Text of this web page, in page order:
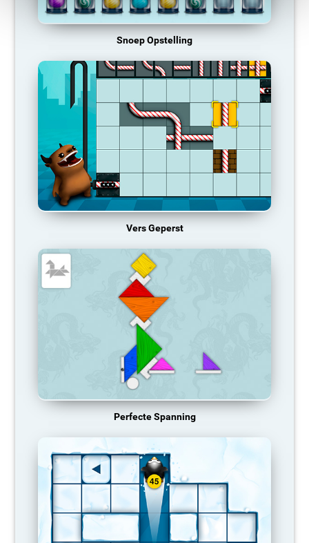
Snoep Opstelling
Vers Geperst
Perfecte Spanning